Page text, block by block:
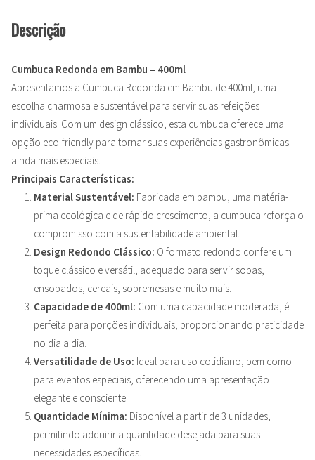
Descrição
Cumbuca Redonda em Bambu – 400ml
Apresentamos a Cumbuca Redonda em Bambu de 400ml, uma
escolha charmosa e sustentável para servir suas refeições
individuais. Com um design clássico, esta cumbuca oferece uma
opção eco-friendly para tornar suas experiências gastronômicas
ainda mais especiais.
Principais Características:
Material Sustentável: Fabricada em bambu, uma matéria-
prima ecológica e de rápido crescimento, a cumbuca reforça o
compromisso com a sustentabilidade ambiental.
Design Redondo Clássico: O formato redondo confere um
toque clássico e versátil, adequado para servir sopas,
ensopados, cereais, sobremesas e muito mais.
Capacidade de 400ml: Com uma capacidade moderada, é
perfeita para porções individuais, proporcionando praticidade
no dia a dia.
Versatilidade de Uso: Ideal para uso cotidiano, bem como
para eventos especiais, oferecendo uma apresentação
elegante e consciente.
Quantidade Mínima: Disponível a partir de 3 unidades,
permitindo adquirir a quantidade desejada para suas
necessidades específicas.